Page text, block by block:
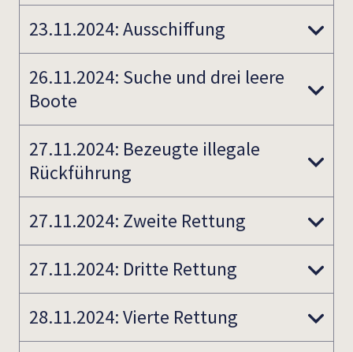
23.11.2024: Ausschiffung
26.11.2024: Suche und drei leere
Boote
27.11.2024: Bezeugte illegale
Rückführung
27.11.2024: Zweite Rettung
27.11.2024: Dritte Rettung
28.11.2024: Vierte Rettung